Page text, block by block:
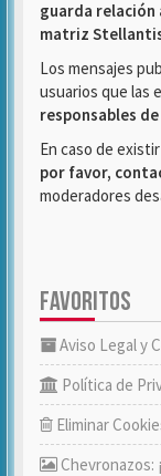
guarda relación
matriz
Los mensajes
usuarios que las
responsables
En caso de
por favor,
moderadores
FAVORITOS
Aviso Legal y
Política de
Eliminar
Chevronazos: